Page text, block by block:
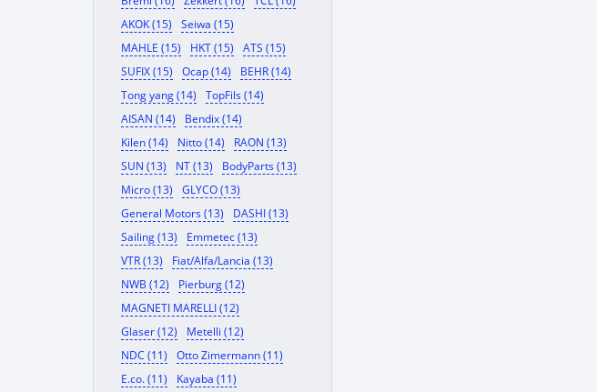
AKOK (15)
Seiwa (15)
MAHLE (15)
HKT (15)
ATS (15)
SUFIX (15)
Ocap (14)
BEHR (14)
Tong yang (14)
TopFils (14)
AISAN (14)
Bendix (14)
Kilen (14)
Nitto (14)
RAON (13)
SUN (13)
NT (13)
BodyParts (13)
Micro (13)
GLYCO (13)
General Motors (13)
DASHI (13)
Sailing (13)
Emmetec (13)
VTR (13)
Fiat/Alfa/Lancia (13)
NWB (12)
Pierburg (12)
MAGNETI MARELLI (12)
Glaser (12)
Metelli (12)
NDC (11)
Otto Zimermann (11)
E.co. (11)
Kayaba (11)